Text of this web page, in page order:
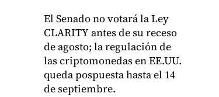
El Senado no votará la Ley
CLARITY antes de su receso
de agosto; la regulación de
las criptomonedas en EE.UU.
queda pospuesta hasta el 14
de septiembre.